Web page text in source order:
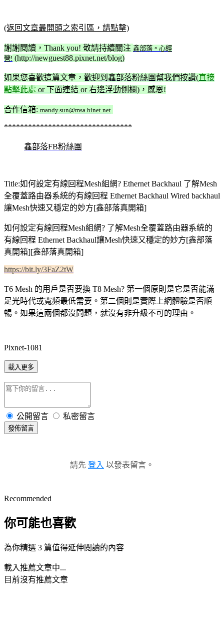
(返回文章最開頭之索引區，請點擊)
謝謝閱讀，Thank you! 敬請持續關注 鑫部落。心經
營! (http://newguest88.pixnet.net/blog)
如果您喜歡這篇文章， 歡迎到鑫部落粉絲團幫我們按讚(直接
點擊此處 or 下面連結 or 右邊浮動側欄) ，感恩!
合作信箱: mandy.sun@msa.hinet.net
********************************
鑫部落FB粉絲團
Title:如何設定有線回程Mesh組網? Ethernet Backhaul 了解Mesh
全覆蓋路由器系統的有線回程 Ethernet Backhaul Wired backhaul
讓Mesh快速又穩定的妙方[鑫部落真開箱]
如何設定有線回程Mesh組網? 了解Mesh全覆蓋路由器系統的
有線回程 Ethernet Backhaul讓Mesh快速又穩定的妙方[鑫部落
真開箱][鑫部落真開箱]
https://bit.ly/3FaZ2tW
T6 Mesh 的用戶是否要換 T8 Mesh? 第一個原則是它是否能滿
足光時代或寬頻最低需要。第二個則是實際上網體驗是否順
暢。如果這兩個都沒問題 ，就沒有非升級不可的理由 。
Pixnet-1081
載入更多
公開留言 私密留言
發佈留言
請先 登入 以發表留言。
Recommended
你可能也喜歡
為你精選 3 篇值得延伸閱讀的內容
載入推薦文章中...
目前沒有推薦文章